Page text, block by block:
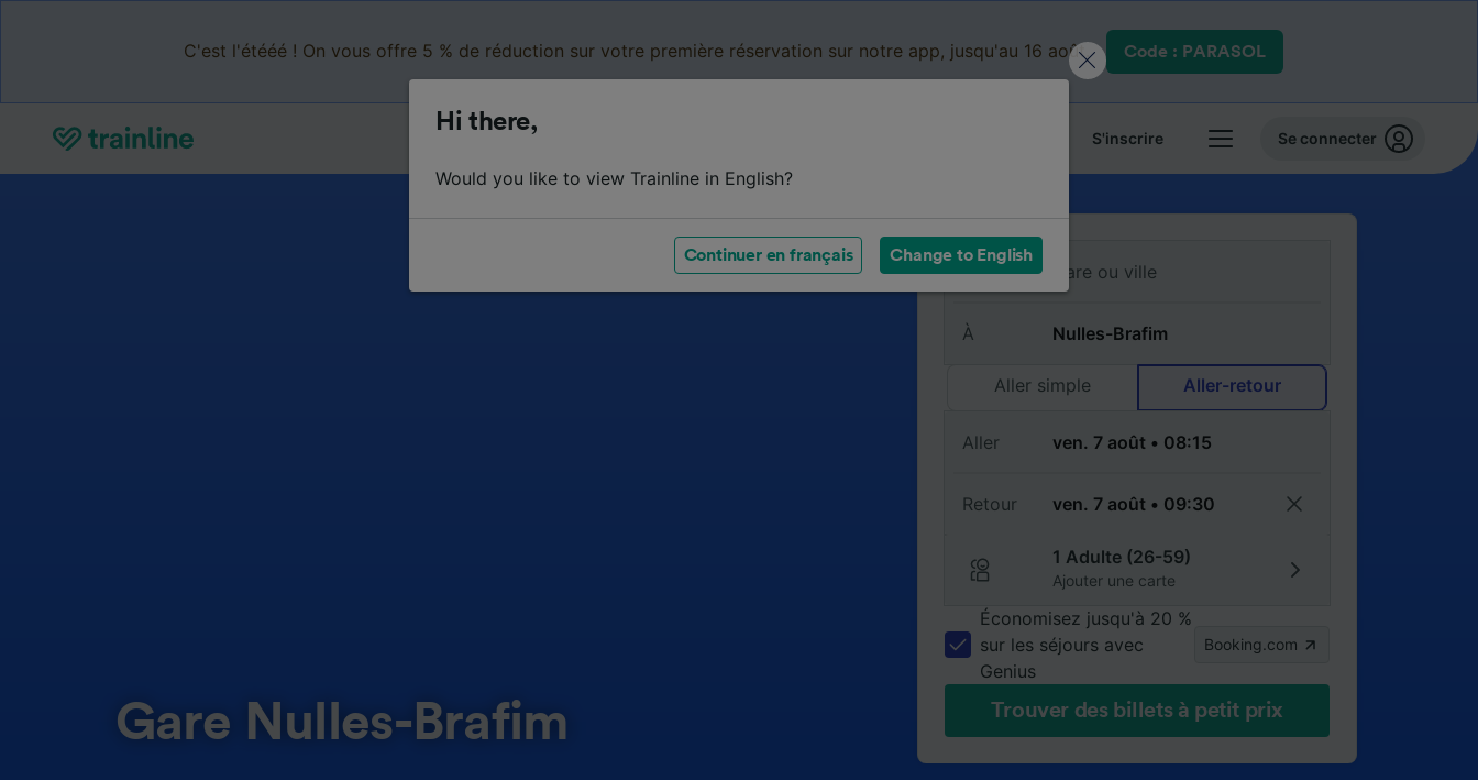
C'est l'étééé ! On vous offre 5 % de réduction sur votre première réservation sur notre app, jusqu'au 16 août. Code : PARASOL
S'inscrire Se connecter
Gare Nulles-Brafim
De
À
Aller simple Aller-retour
Aller
Retour
1 Adulte (26-59)
Ajouter une carte
Économisez jusqu'à 20 %
sur les séjours avec
Genius
Booking.com
Trouver des billets à petit prix
Hi there,
Would you like to view Trainline in English?
Continuer en français Change to English